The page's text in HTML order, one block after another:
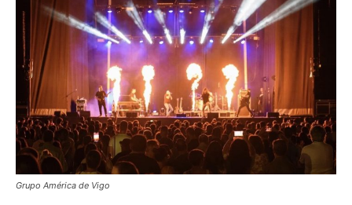
Grupo América de Vigo